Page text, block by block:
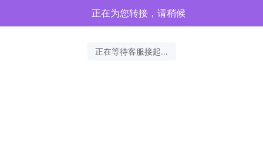
正在为您转接，请稍候
正在等待客服接起...